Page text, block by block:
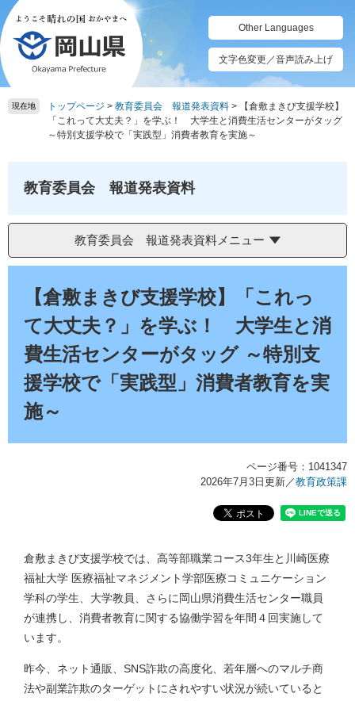
ペ
ー
ジ
の
先
頭
メ
ニ
ュ
ー
を
飛
Other Languages
文字色変更／音声読み上げ
現在地 トップページ > 教育委員会 報道発表資料 >
【倉敷まきび支援学校】
「これって大丈夫？」を学ぶ！ 大学生と消費生活センターがタッグ
～特別支援学校で「実践型」消費者教育を実施～
教育委員会 報道発表資料
教育委員会 報道発表資料メニュー
【倉敷まきび支援学校】「これっ
て大丈夫？」を学ぶ！ 大学生と消
費生活センターがタッグ ～特別支
援学校で「実践型」消費者教育を実
施～
ページ番号：1041347
2026年7月3日更新／教育政策課
倉敷まきび支援学校では、高等部職業コース3年生と川崎医療
福祉大学 医療福祉マネジメント学部医療コミュニケーション
学科の学生、大学教員、さらに岡山県消費生活センター職員
が連携し、消費者教育に関する協働学習を年間４回実施して
います。
昨今、ネット通販、SNS詐欺の高度化、若年層へのマルチ商
法や副業詐欺のターゲットにされやすい状況が続いていると